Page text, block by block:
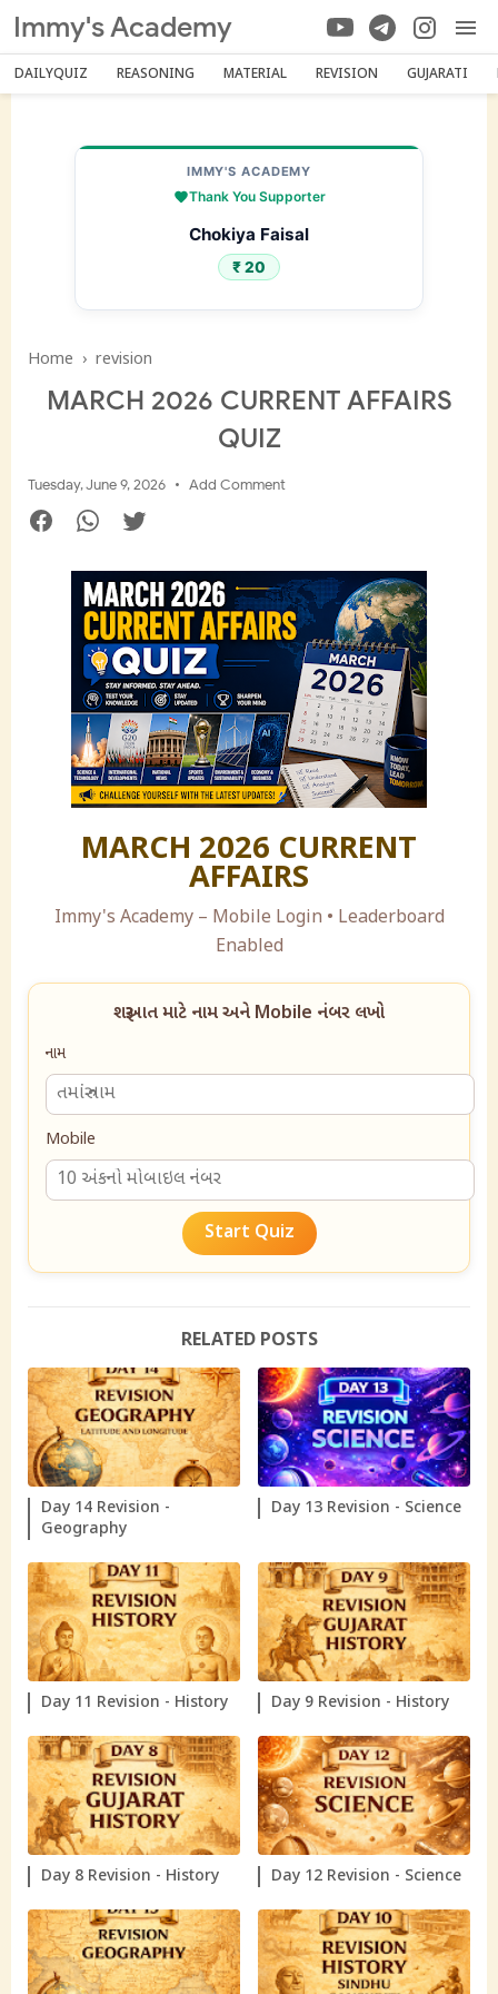
Immy's Academy
DAILYQUIZ REASONING MATERIAL REVISION GUJARATI
IMMY'S ACADEMY
Thank You Supporter
Chokiya Faisal
₹ 20
Home › revision
MARCH 2026 CURRENT AFFAIRS
QUIZ
Tuesday, June 9, 2026 Add Comment
MARCH 2026 CURRENT
AFFAIRS
Immy's Academy – Mobile Login • Leaderboard
Enabled
શરૂઆત માટે નામ અને Mobile નંબર લખો
નામ
Mobile
Start Quiz
RELATED POSTS
Day 14 Revision -
Geography
Day 13 Revision - Science
Day 11 Revision - History Day 9 Revision - History
Day 8 Revision - History Day 12 Revision - Science